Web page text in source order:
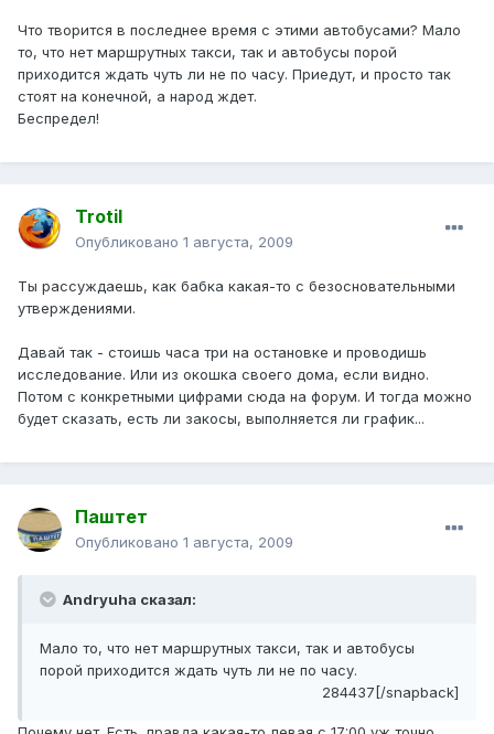
Что творится в последнее время с этими автобусами? Мало
то, что нет маршрутных такси, так и автобусы порой
приходится ждать чуть ли не по часу. Приедут, и просто так
стоят на конечной, а народ ждет.
Беспредел!
Trotil
Опубликовано 1 августа, 2009
Ты рассуждаешь, как бабка какая-то с безосновательными
утверждениями.
Давай так - стоишь часа три на остановке и проводишь
исследование. Или из окошка своего дома, если видно.
Потом с конкретными цифрами сюда на форум. И тогда можно
будет сказать, есть ли закосы, выполняется ли график...
Паштет
Опубликовано 1 августа, 2009
Andryuha сказал:
Мало то, что нет маршрутных такси, так и автобусы
порой приходится ждать чуть ли не по часу.
284437[/snapback]